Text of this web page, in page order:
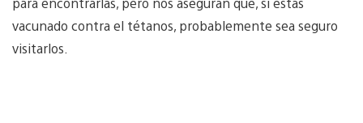
vacunado contra el tétanos, probablemente sea seguro
visitarlos.